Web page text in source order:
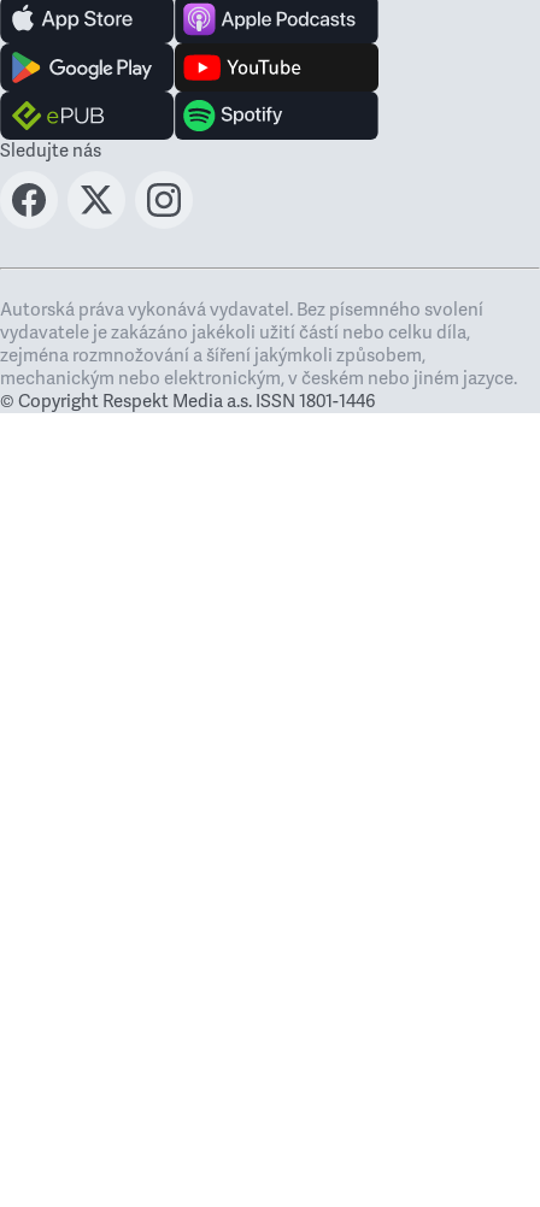
Sledujte nás
Autorská práva vykonává vydavatel. Bez písemného svolení
vydavatele je zakázáno jakékoli užití částí nebo celku díla,
zejména rozmnožování a šíření jakýmkoli způsobem,
mechanickým nebo elektronickým, v českém nebo jiném jazyce.
© Copyright Respekt Media a.s. ISSN 1801-1446